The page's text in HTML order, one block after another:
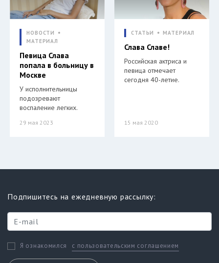
НОВОСТИ
МАТЕРИАЛ
Певица Слава
попала в больницу в
Москве
У исполнительницы
подозревают
воспаление легких.
29 мая 2023
СТАТЬИ МАТЕРИАЛ
Слава Славе!
Российская актриса и
певица отмечает
сегодня 40-летие.
15 мая 2020
Подпишитесь на ежедневную рассылку:
Я ознакомился с пользовательским соглашением